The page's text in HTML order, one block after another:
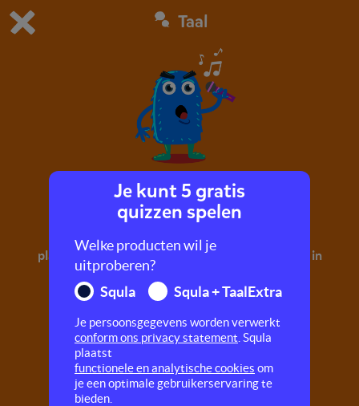
Dit is de gratis demo van Squla.
Bestel nu
1
Taal
het zingende monster
Oefen met een mix van zingwoorden en
plankwoorden. Zo leer je woorden met ng en nk in
dit monsterverhaal!
Je kunt 5 gratis
quizzen spelen
Welke producten wil je
uitproberen?
Squla
Squla + TaalExtra
Je persoonsgegevens worden verwerkt
conform ons privacy statement . Squla
plaatst
functionele en analytische cookies om
je een optimale gebruikerservaring te
bieden.